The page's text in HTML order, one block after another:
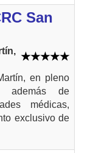
San
en pleno
además de
médicas,
exclusivo de